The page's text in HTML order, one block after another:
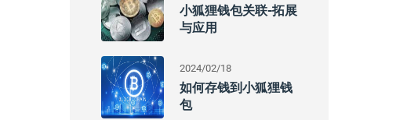
小狐狸钱包关联-拓展
与应用
2024/02/18
如何存钱到小狐狸钱
包